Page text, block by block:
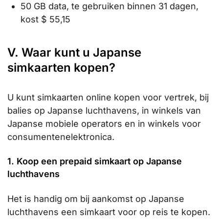
50 GB data, te gebruiken binnen 31 dagen,
kost $ 55,15
V. Waar kunt u Japanse
simkaarten kopen?
U kunt simkaarten online kopen voor vertrek, bij
balies op Japanse luchthavens, in winkels van
Japanse mobiele operators en in winkels voor
consumentenelektronica.
1. Koop een prepaid simkaart op Japanse
luchthavens
Het is handig om bij aankomst op Japanse
luchthavens een simkaart voor op reis te kopen.